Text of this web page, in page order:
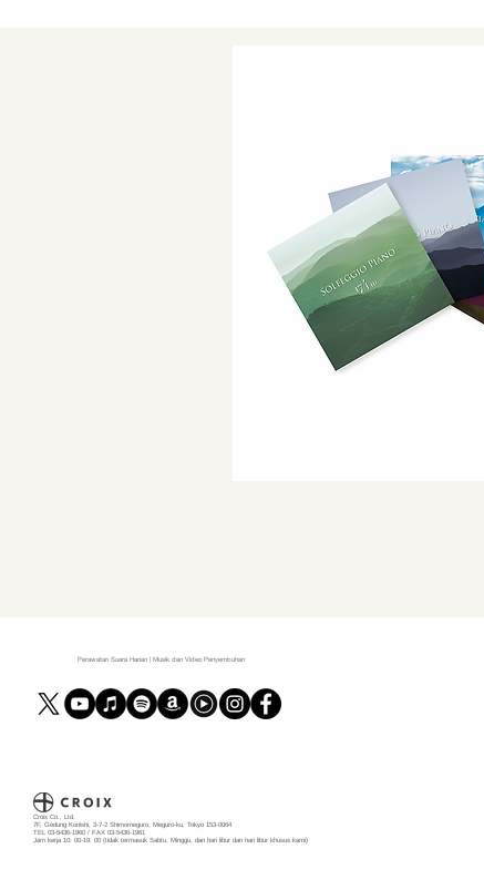
Perawatan Suara Harian | Musik dan Video Penyembuhan
Croix Co., Ltd.
7F, Gedung Konishi, 3-7-2 Shimomeguro, Meguro-ku, Tokyo 153-0064
TEL 03-5436-1960 / FAX 03-5436-1961
Jam kerja 10: 00-19: 00 (tidak termasuk Sabtu, Minggu, dan hari libur dan hari libur khusus kami)